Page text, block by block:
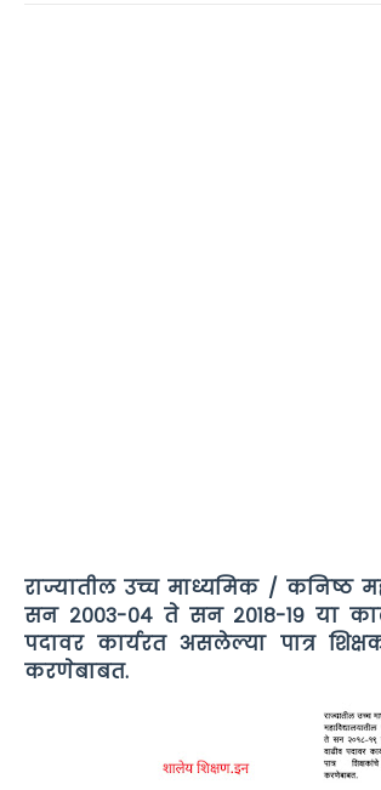
राज्यातील उच्च माध्यमिक / कनिष्ठ
सन २००३-०४ ते सन २०१८-१९ या
पदावर कार्यरत असलेल्या पात्र
करणेबाबत.